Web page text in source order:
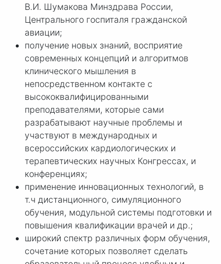
В.И. Шумакова Минздрава России,
Центрального госпиталя гражданской
авиации;
получение новых знаний, восприятие
современных концепций и алгоритмов
клинического мышления в
непосредственном контакте с
высококвалифицированными
преподавателями, которые сами
разрабатывают научные проблемы и
участвуют в международных и
всероссийских кардиологических и
терапевтических научных Конгрессах, и
конференциях;
применение инновационных технологий, в
т.ч дистанционного, симуляционного
обучения, модульной системы подготовки и
повышения квалификации врачей и др.;
широкий спектр различных форм обучения,
сочетание которых позволяет сделать